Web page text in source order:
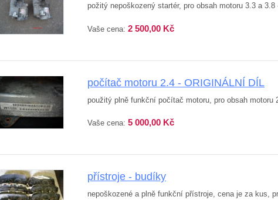
požitý nepoškozený startér, pro obsah motoru 3.3 a
Vaše cena: 2 500,00 Kč
počítač motoru 2.4 - ORIGINÁLNÍ DÍL
použitý plně funkční počítač motoru, pro obsah motoru
Vaše cena: 5 000,00 Kč
přístroje - budíky
nepoškozené a plně funkční přístroje, cena je za kus,